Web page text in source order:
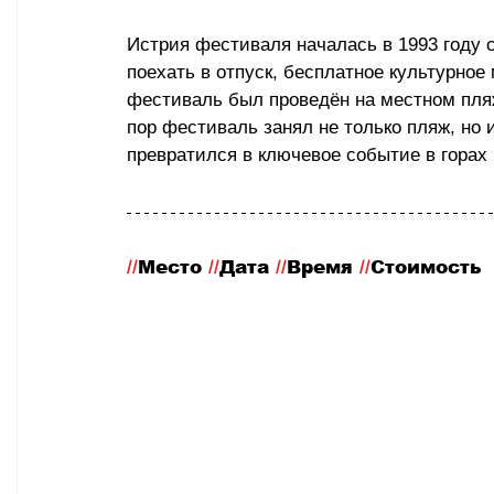
Истрия фестиваля началась в 1993
поехать в отпуск, бесплатное
фестиваль был проведён на местном
пор фестиваль занял не только пляж,
превратился в ключевое событие в
//Место //Дата //Время //Стоимость